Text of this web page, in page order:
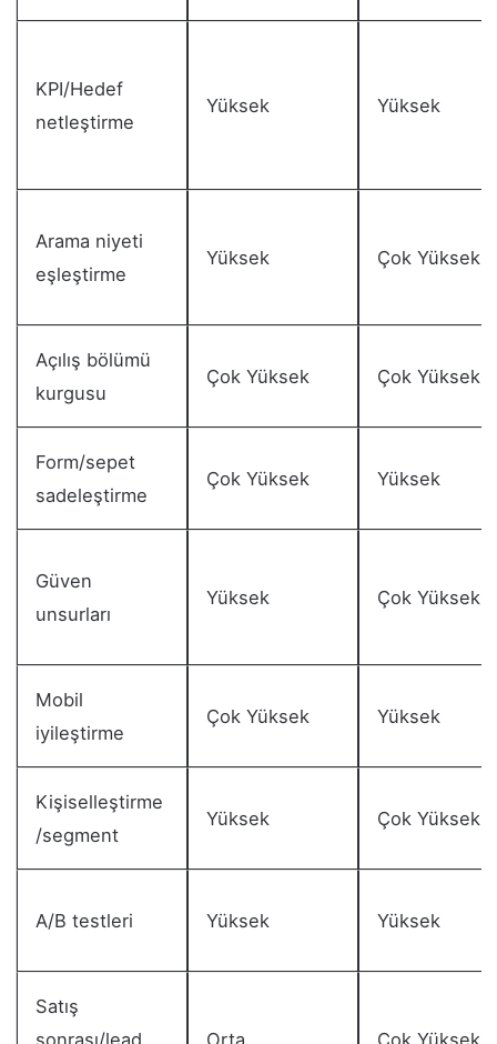
KPI/Hedef
netleştirme
Yüksek Yüksek
Arama niyeti
eşleştirme
Yüksek Çok Yüksek
Açılış bölümü
kurgusu
Çok Yüksek Çok Yüksek
Form/sepet
sadeleştirme
Çok Yüksek Yüksek
Güven
unsurları
Yüksek Çok Yüksek
Mobil
iyileştirme
Çok Yüksek Yüksek
Kişiselleştirme
/segment
Yüksek Çok Yüksek
A/B testleri Yüksek Yüksek
Satış